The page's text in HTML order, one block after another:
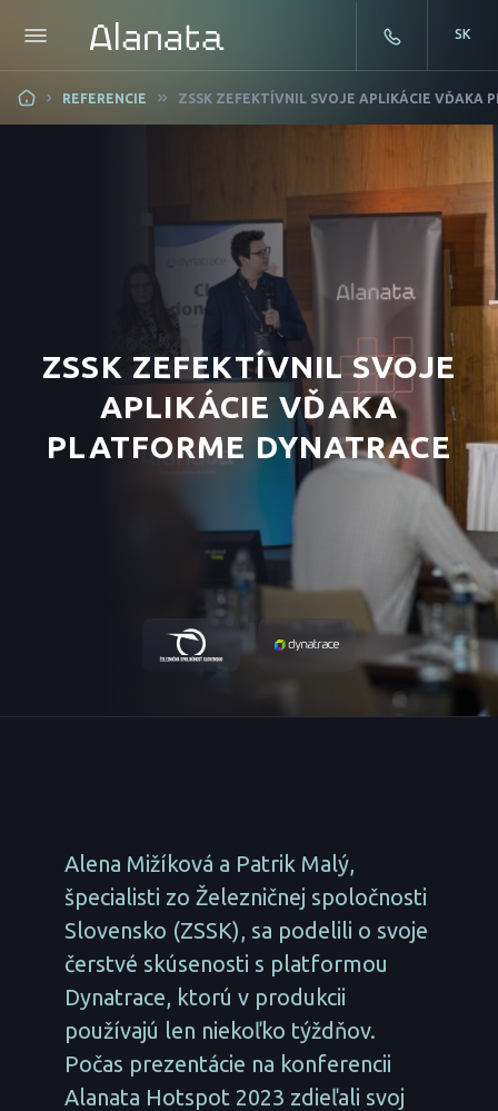
SK
REFERENCIE ZSSK ZEFEKTÍVNIL SVOJE APLIKÁCIE VĎAKA
ZSSK ZEFEKTÍVNIL SVOJE
APLIKÁCIE VĎAKA
PLATFORME DYNATRACE
Alena Mižíková a Patrik Malý,
špecialisti zo Železničnej spoločnosti
Slovensko (ZSSK), sa podelili o svoje
čerstvé skúsenosti s platformou
Dynatrace, ktorú v produkcii
používajú len niekoľko týždňov.
Počas prezentácie na konferencii
Alanata Hotspot 2023 zdieľali svoj